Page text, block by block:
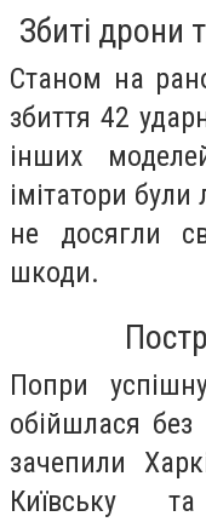
Збиті дрони
Станом на
збиття 42
інших
імітатори
не досягли
шкоди.
Попри
обійшлася без
зачепили
Київську